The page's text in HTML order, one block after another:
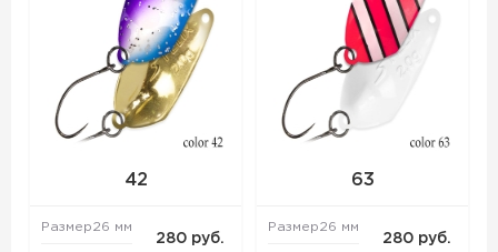
42
Размер26 мм
280 руб.
63
Размер26 мм
280 руб.